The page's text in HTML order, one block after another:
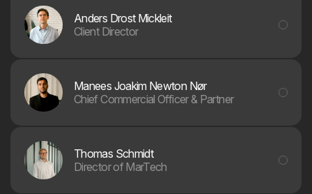
Anders Drost Mickleit
Client Director
Manees Joakim Newton Nør
Chief Commercial Officer & Partner
Thomas Schmidt
Director of MarTech